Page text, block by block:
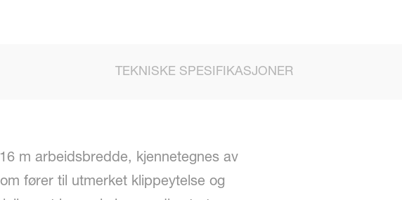
TEKNISKE SPESIFIKASJONER
m arbeidsbredde, kjennetegnes av
fører til utmerket klippeytelse og